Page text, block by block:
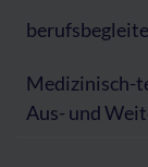
Medizinisch-
Aus- und